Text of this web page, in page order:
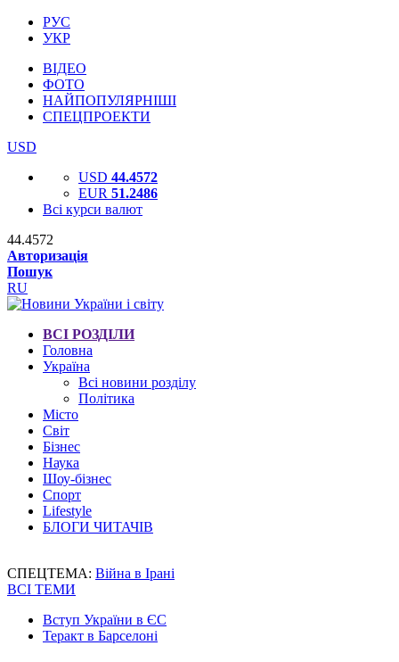
РУС
УКР
ВІДЕО
ФОТО
НАЙПОПУЛЯРНІШІ
СПЕЦПРОЕКТИ
USD
USD 44.4572
EUR 51.2486
Всі курси валют
44.4572
Авторизація
Пошук
RU
ВСІ РОЗДІЛИ
Головна
Україна
Всі новини розділу
Політика
Місто
Світ
Бізнес
Наука
Шоу-бізнес
Спорт
Lifestyle
БЛОГИ ЧИТАЧІВ
СПЕЦТЕМА: Війна в Ірані
ВСІ ТЕМИ
Вступ України в ЄС
Теракт в Барселоні